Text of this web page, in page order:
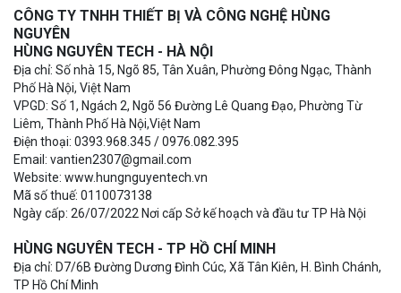
CÔNG TY TNHH THIẾT BỊ VÀ CÔNG NGHỆ HÙNG
NGUYÊN
HÙNG NGUYÊN TECH - HÀ NỘI
Địa chỉ: Số nhà 15, Ngõ 85, Tân Xuân, Phường Đông Ngạc, Thành
Phố Hà Nội, Việt Nam
VPGD: Số 1, Ngách 2, Ngõ 56 Đường Lê Quang Đạo, Phường Từ
Liêm, Thành Phố Hà Nội,Việt Nam
Điện thoại: 0393.968.345 / 0976.082.395
Email: vantien2307@gmail.com
Website: www.hungnguyentech.vn
Mã số thuế: 0110073138
Ngày cấp: 26/07/2022 Nơi cấp Sở kế hoạch và đầu tư TP Hà Nội
HÙNG NGUYÊN TECH - TP HỒ CHÍ MINH
Địa chỉ: D7/6B Đường Dương Đình Cúc, Xã Tân Kiên, H. Bình Chánh,
TP Hồ Chí Minh